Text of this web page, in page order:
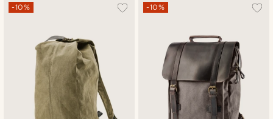
Najpopularnije
Najniža cijena
Najviša cijena
-10% -10%